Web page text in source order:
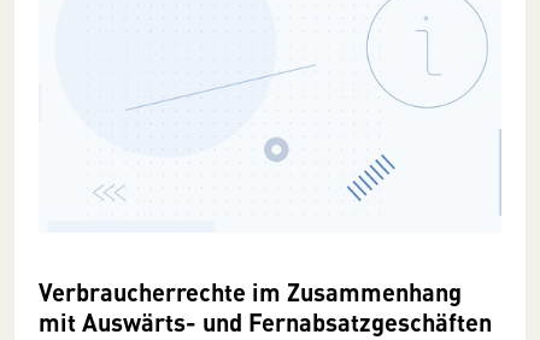
Verbraucherrechte im Zusammenhang
mit Auswärts- und Fernabsatzgeschäften